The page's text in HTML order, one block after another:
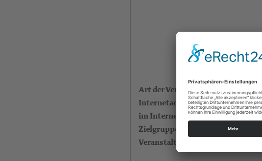
Art der Veranstaltung
Internetadresse (eigene Infos
im Internet)
Zielgruppe
Veranstalter